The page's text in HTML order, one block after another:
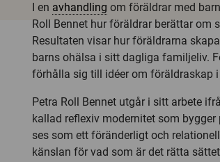
I en avhandling om föräldrar med
Roll Bennet hur föräldrar berättar om
Resultaten visar hur föräldrarna
barns ohälsa i sitt dagliga familjeliv.
förhålla sig till idéer om föräldraskap
Petra Roll Bennet utgår i sitt arbete
kallad reflexiv modernitet som
ses som ett föränderligt och
känslan för vad som är det rätta